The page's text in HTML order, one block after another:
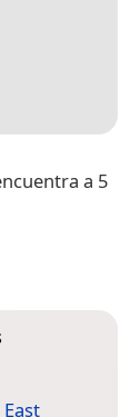
a 5
East